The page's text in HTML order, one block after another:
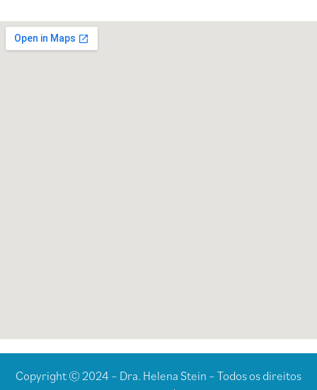
Copyright © 2024 – Dra. Helena Stein – Todos os direitos